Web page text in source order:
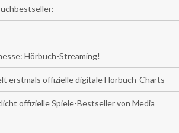
Hörbuch-Streaming!
erstmals offizielle digitale Hörbuch-Charts
offizielle Spiele-Bestseller von Media